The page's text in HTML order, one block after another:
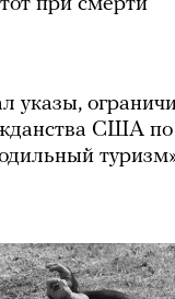
при смерти
указы,
США по